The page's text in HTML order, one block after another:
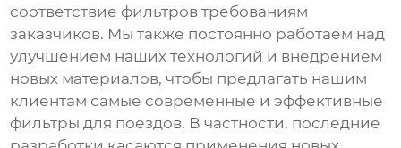
соответствие фильтров требованиям
заказчиков. Мы также постоянно работаем над
улучшением наших технологий и внедрением
новых материалов, чтобы предлагать нашим
клиентам самые современные и эффективные
фильтры для поездов. В частности, последние